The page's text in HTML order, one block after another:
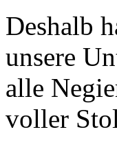
Deshalb
unsere
alle
voller